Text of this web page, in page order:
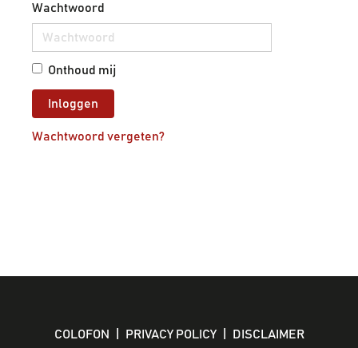
Wachtwoord
Onthoud mij
Inloggen
Wachtwoord vergeten?
COLOFON PRIVACY POLICY DISCLAIMER